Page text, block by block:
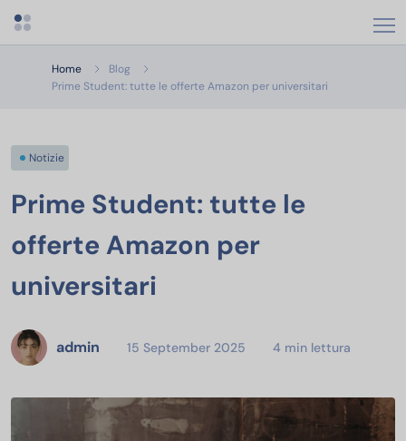
Apri menu categorie
Home
Blog
Prime Student: tutte le offerte Amazon per universitari
Notizie
Prime Student: tutte le
offerte Amazon per
universitari
admin 15 September 2025 4 min lettura